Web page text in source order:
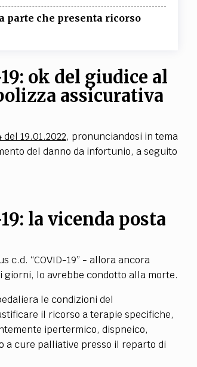
parte che presenta ricorso
ok del giudice al
assicurativa
19.01.2022, pronunciandosi in tema
del danno da infortunio, a seguito
la vicenda posta
c.d. “COVID-19” - allora ancora
lo avrebbe condotto alla morte.
le condizioni del
il ricorso a terapie specifiche,
ipertermico, dispneico,
a cure palliative presso il reparto di